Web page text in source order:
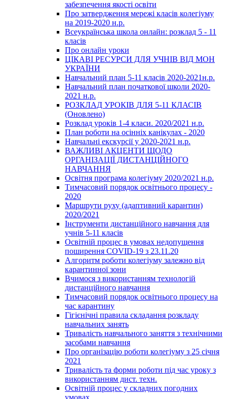
забезпечення якості освіти
Про затвердження мережі класів колегіуму
на 2019-2020 н.р.
Всеукраїнська школа онлайн: розклад 5 - 11
класів
Про онлайн уроки
ЦІКАВІ РЕСУРСИ ДЛЯ УЧНІВ ВІД МОН
УКРАЇНИ
Навчальний план 5-11 класів 2020-2021н.р.
Навчальний план початкової школи 2020-
2021 н.р.
РОЗКЛАД УРОКІВ ДЛЯ 5-11 КЛАСІВ
(Оновлено)
Розклад уроків 1-4 класи. 2020/2021 н.р.
План роботи на осінніх канікулах - 2020
Навчальні екскурсії у 2020-2021 н.р.
ВАЖЛИВІ АКЦЕНТИ ЩОДО
ОРГАНІЗАЦІЇ ДИСТАНЦІЙНОГО
НАВЧАННЯ
Освітня програма колегіуму 2020/2021 н.р.
Тимчасовий порядок освітнього процесу -
2020
Маршрути руху (адаптивний карантин)
2020/2021
Інструменти дистанційного навчання для
учнів 5-11 класів
Освітній процес в умовах недопущення
поширення COVID-19 з 23.11.20
Алгоритм роботи колегіуму залежно від
карантинної зони
Вчимося з використанням технологій
дистанційного навчання
Тимчасовий порядок освітнього процесу на
час карантину
Гігієнічні правила складання розкладу
навчальних занять
Тривалість навчального заняття з технічними
засобами навчання
Про організацію роботи колегіуму з 25 січня
2021
Тривалість та форми роботи під час уроку з
використанням дист. техн.
Освітній процес у складних погодних
умовах